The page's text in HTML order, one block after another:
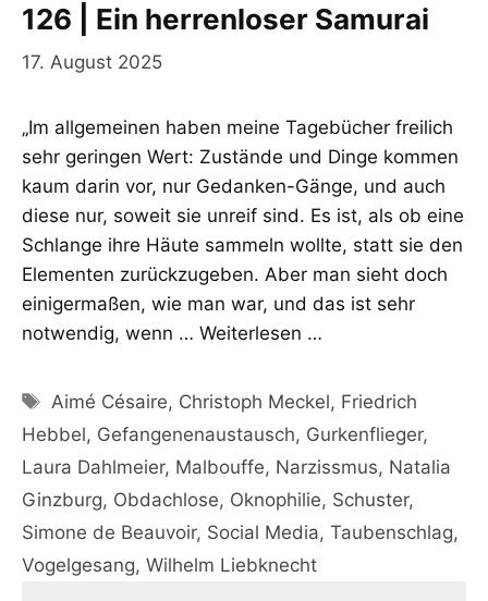
126 | Ein herrenloser Samurai
17. August 2025
„Im allgemeinen haben meine Tagebücher freilich
sehr geringen Wert: Zustände und Dinge kommen
kaum darin vor, nur Gedanken-Gänge, und auch
diese nur, soweit sie unreif sind. Es ist, als ob eine
Schlange ihre Häute sammeln wollte, statt sie den
Elementen zurückzugeben. Aber man sieht doch
einigermaßen, wie man war, und das ist sehr
notwendig, wenn … Weiterlesen …
Schlagwörter
Aimé Césaire, Christoph Meckel, Friedrich
Hebbel, Gefangenenaustausch, Gurkenflieger,
Laura Dahlmeier, Malbouffe, Narzissmus, Natalia
Ginzburg, Obdachlose, Oknophilie, Schuster,
Simone de Beauvoir, Social Media, Taubenschlag,
Vogelgesang, Wilhelm Liebknecht